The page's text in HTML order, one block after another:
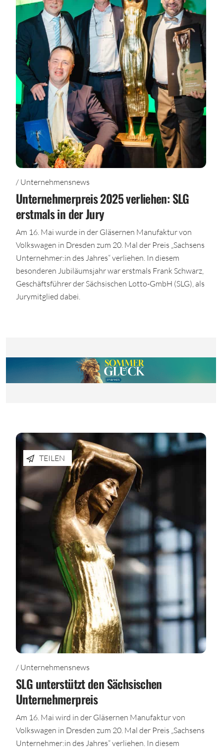
/ Unternehmensnews
Unternehmerpreis 2025 verliehen: SLG
erstmals in der Jury
Am 16. Mai wurde in der Gläsernen Manufaktur von
Volkswagen in Dresden zum 20. Mal der Preis „Sachsens
Unternehmer:in des Jahres“ verliehen. In diesem
besonderen Jubiläumsjahr war erstmals Frank Schwarz,
Geschäftsführer der Sächsischen Lotto-GmbH (SLG), als
Jurymitglied dabei.
TEILEN
/ Unternehmensnews
SLG unterstützt den Sächsischen
Unternehmerpreis
Am 16. Mai wird in der Gläsernen Manufaktur von
Volkswagen in Dresden zum 20. Mal der Preis „Sachsens
Unternehmer:in des Jahres“ verliehen. In diesem